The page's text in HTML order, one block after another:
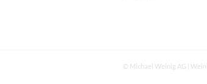
© Michael Weinig AG |